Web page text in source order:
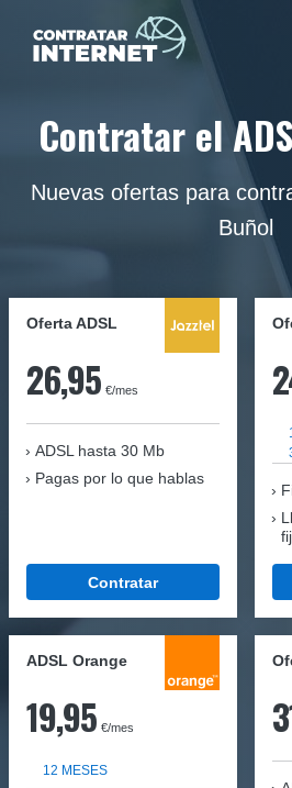
Contratar el
Nuevas ofertas para
Buñol
Oferta ADSL
26,95 €/mes
ADSL hasta 30 Mb
Pagas por lo que hablas
Contratar
ADSL Orange
19,95 €/mes
12 MESES